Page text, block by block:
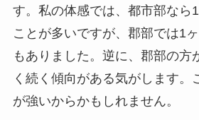
す。私の体感では、都市部なら
ことが多いですが、郡部では1
もありました。逆に、郡部の方
く続く傾向がある気がします。
が強いからかもしれません。